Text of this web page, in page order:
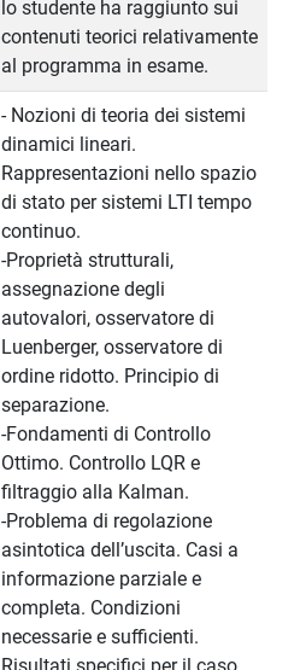
lo studente ha raggiunto sui
contenuti teorici relativamente
al programma in esame.
- Nozioni di teoria dei sistemi
dinamici lineari.
Rappresentazioni nello spazio
di stato per sistemi LTI tempo
continuo.
-Proprietà strutturali,
assegnazione degli
autovalori, osservatore di
Luenberger, osservatore di
ordine ridotto. Principio di
separazione.
-Fondamenti di Controllo
Ottimo. Controllo LQR e
filtraggio alla Kalman.
-Problema di regolazione
asintotica dell’uscita. Casi a
informazione parziale e
completa. Condizioni
necessarie e sufficienti.